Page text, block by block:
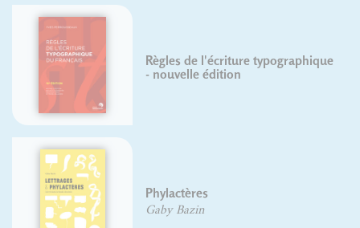
Règles de l'écriture typographique
- nouvelle édition
Phylactères
Gaby Bazin